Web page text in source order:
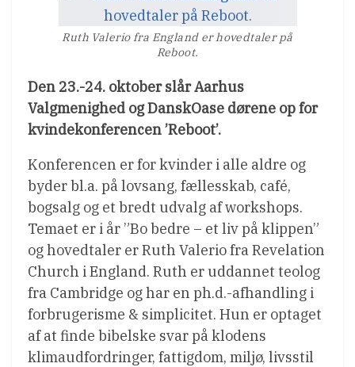
Ruth Valerio fra England er hovedtaler på
Reboot.
Den 23.-24. oktober slår Aarhus
Valgmenighed og DanskOase dørene op for
kvindekonferencen ’Reboot’.
Konferencen er for kvinder i alle aldre og
byder bl.a. på lovsang, fællesskab, café,
bogsalg og et bredt udvalg af workshops.
Temaet er i år ”Bo bedre – et liv på klippen”
og hovedtaler er Ruth Valerio fra Revelation
Church i England. Ruth er uddannet teolog
fra Cambridge og har en ph.d.-afhandling i
forbrugerisme & simplicitet. Hun er optaget
af at finde bibelske svar på klodens
klimaudfordringer, fattigdom, miljø, livsstil